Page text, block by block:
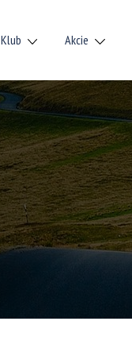
Klub Akcie